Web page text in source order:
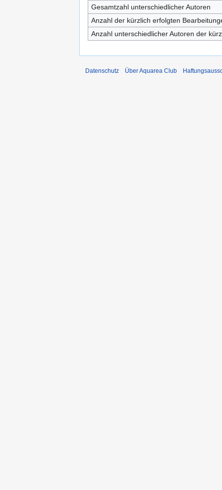
Gesamtzahl unterschiedlicher Autoren
Anzahl der kürzlich erfolgten
Anzahl unterschiedlicher Autoren der
Datenschutz Über Aquarea Club